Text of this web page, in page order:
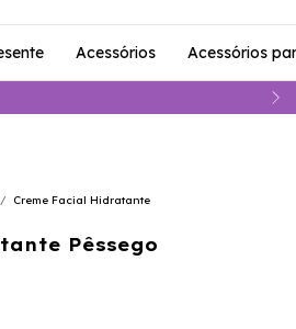
Acessórios Acessórios
/
Creme Facial Hidratante
Pêssego